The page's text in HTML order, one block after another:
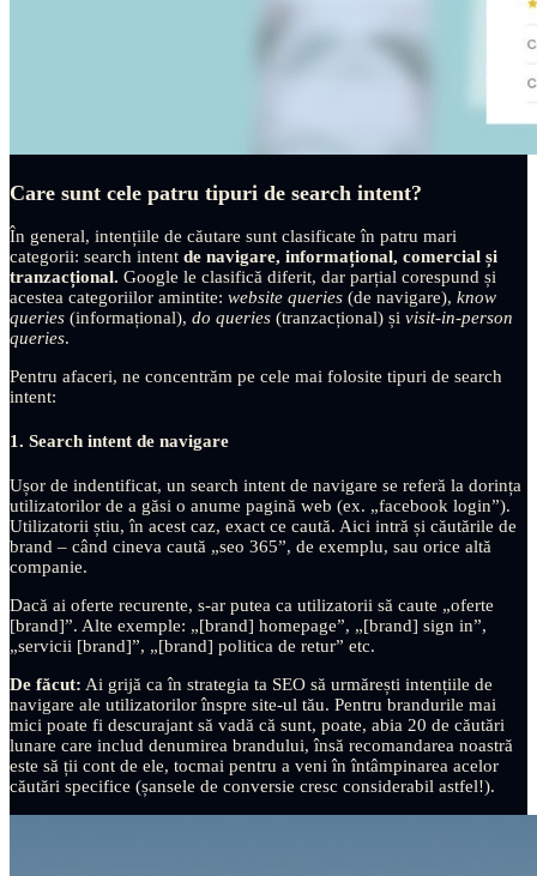
Care sunt cele patru tipuri de search intent?
În general, intențiile de căutare sunt clasificate în patru mari
categorii: search intent de navigare, informațional, comercial și
tranzacțional. Google le clasifică diferit, dar parțial corespund și
acestea categoriilor amintite: website queries (de navigare), know
queries (informațional), do queries (tranzacțional) și visit-in-person
queries.
Pentru afaceri, ne concentrăm pe cele mai folosite tipuri de search
intent:
1. Search intent de navigare
Ușor de indentificat, un search intent de navigare se referă la dorința
utilizatorilor de a găsi o anume pagină web (ex. „facebook login”).
Utilizatorii știu, în acest caz, exact ce caută. Aici intră și căutările de
brand – când cineva caută „seo 365”, de exemplu, sau orice altă
companie.
Dacă ai oferte recurente, s-ar putea ca utilizatorii să caute „oferte
[brand]”. Alte exemple: „[brand] homepage”, „[brand] sign in”,
„servicii [brand]”, „[brand] politica de retur” etc.
De făcut: Ai grijă ca în strategia ta SEO să urmărești intențiile de
navigare ale utilizatorilor înspre site-ul tău. Pentru brandurile mai
mici poate fi descurajant să vadă că sunt, poate, abia 20 de căutări
lunare care includ denumirea brandului, însă recomandarea noastră
este să ții cont de ele, tocmai pentru a veni în întâmpinarea acelor
căutări specifice (șansele de conversie cresc considerabil astfel!).